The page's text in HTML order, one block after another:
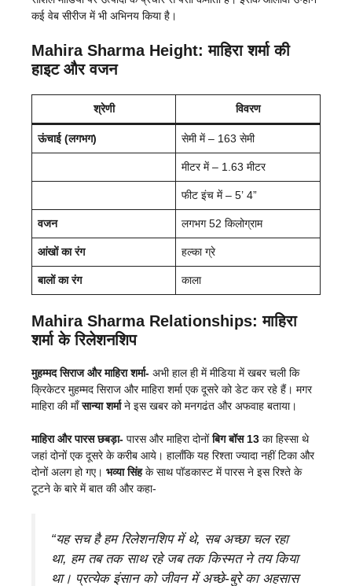
कई वेब सीरीज में भी अभिनय किया है।
Mahira Sharma Height: माहिरा शर्मा की
हाइट और वजन
श्रेणी विवरण
ऊंचाई (लगभग) सेमी में – 163 सेमी
मीटर में – 1.63 मीटर
फीट इंच में – 5’ 4”
वजन लगभग 52 किलोग्राम
आंखों का रंग हल्का ग्रे
बालों का रंग काला
Mahira Sharma Relationships: माहिरा
शर्मा के रिलेशनशिप
मुहम्मद सिराज और माहिरा शर्मा- अभी हाल ही में मीडिया में खबर चली कि
क्रिकेटर मुहम्मद सिराज और माहिरा शर्मा एक दूसरे को डेट कर रहे हैं। मगर
माहिरा की माँसान्या शर्माने इस खबर को मनगढंत और अफवाह बताया।
माहिरा और पारस छबड़ा- पारस और माहिरा दोनोंबिग बॉस 13 का हिस्सा थे
जहां दोनों एक दूसरे के करीब आये। हालाँकि यह रिश्ता ज्यादा नहीं टिका और
दोनों अलग हो गए। भव्या सिंहके साथ पॉडकास्ट में पारस ने इस रिश्ते के
टूटने के बारे में बात की और कहा-
“यह सच है हम रिलेशनशिप में थे, सब अच्छा चल रहा
था, हम तब तक साथ रहे जब तक किस्मत ने तय किया
था। प्रत्येक इंसान को जीवन में अच्छे-बुरे का अहसास